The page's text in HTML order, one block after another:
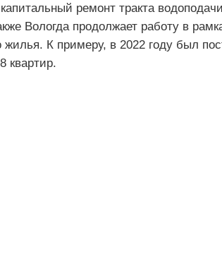
ремонт тракта
Вологда продолжает работу в
жилья. К примеру, в 2022 году был
квартир.